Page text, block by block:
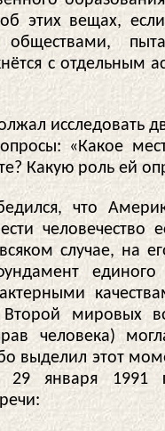
этих вещах,
с отдельным
исследовать
«Какое
Какую роль ей
что
случае, на
единого
мировых
человека)
выделил этот
января 1991